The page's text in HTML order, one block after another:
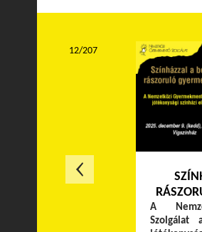
A
Szolgálat
12/207